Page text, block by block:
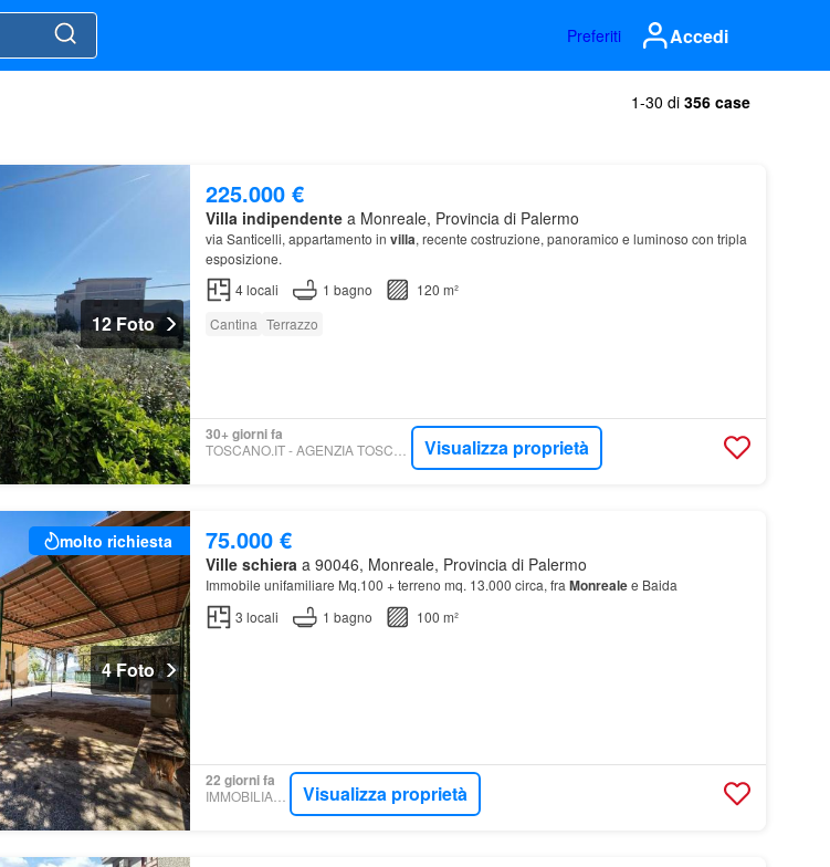
Preferiti Accedi
1-30 di 356 case
12 Foto
225.000 €
Villa indipendentea Monreale, Provincia di Palermo
via Santicelli, appartamento in villa, recente costruzione, panoramico e luminoso con tripla
esposizione.
4locali 1 bagno
120 m²
Cantina Terrazzo
30+ giorni fa
TOSCANO.IT - AGENZIA TOSCANO S.P.A. POLITEAMA CENTRO STORICO ADDAURA Visualizza proprietà
molto richiesta
4 Foto
75.000 €
Ville schiera a 90046, Monreale, Provincia di Palermo
Immobile unifamiliare Mq.100 + terreno mq. 13.000 circa, fra Monrealee Baida
3 locali 1 bagno 100 m²
22 giorni fa
IMMOBILIARE.IT Visualizza proprietà